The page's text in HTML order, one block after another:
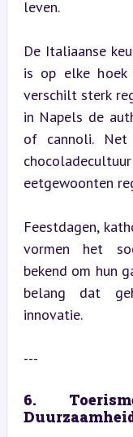
leven.
De Italiaanse
is op elke
verschilt sterk
in Napels de
of cannoli.
eetgewoonten
Feestdagen,
vormen het
bekend om hun
belang dat
innovatie.
---
6.